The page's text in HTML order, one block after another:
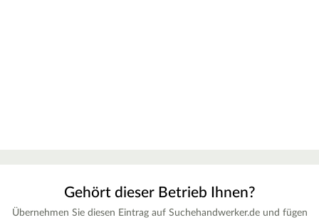
Gehört dieser Betrieb Ihnen?
Übernehmen Sie diesen Eintrag auf Suchehandwerker.de und fügen